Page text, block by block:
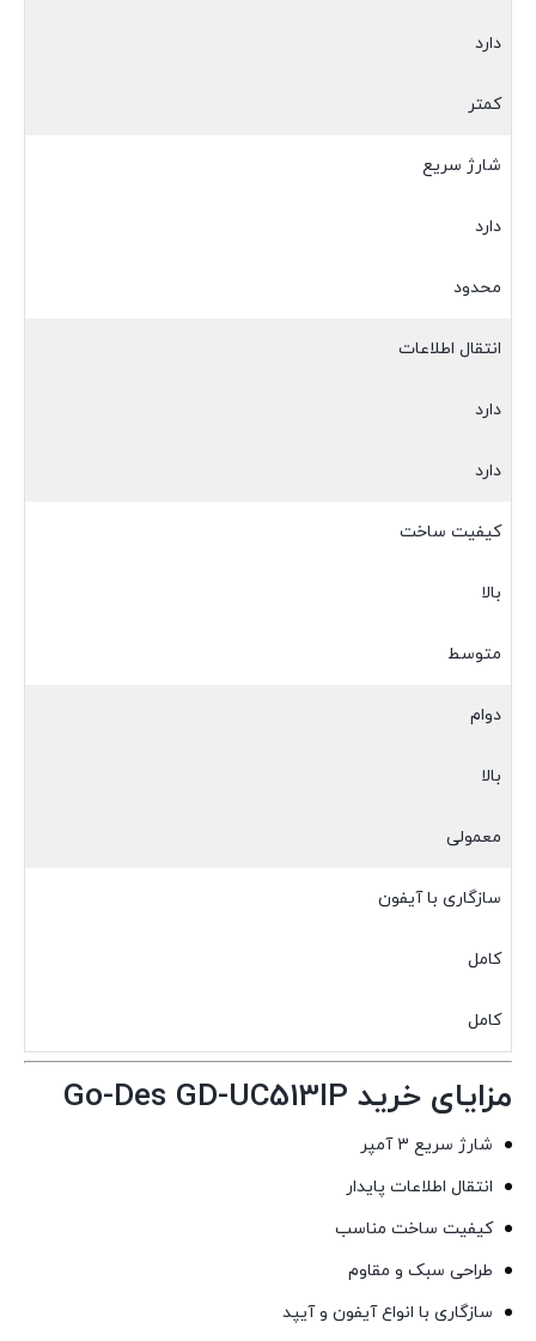
دارد
کمتر
شارژ سریع
دارد
محدود
انتقال اطلاعات
دارد
دارد
کیفیت ساخت
بالا
متوسط
دوام
بالا
معمولی
سازگاری با آیفون
کامل
کامل
مزایای خرید Go-Des GD-UC513IP
شارژ سریع 3 آمپر
انتقال اطلاعات پایدار
کیفیت ساخت مناسب
طراحی سبک و مقاوم
سازگاری با انواع آیفون و آیپد